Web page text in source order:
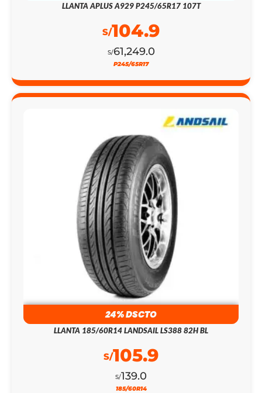
LLANTA APLUS A929 P245/65R17 107T
S/61,249.0
S/104.9
P245/65R17
24% DSCTO
LLANTA 185/60R14 LANDSAIL LS388 82H BL
S/139.0
S/105.9
185/60R14